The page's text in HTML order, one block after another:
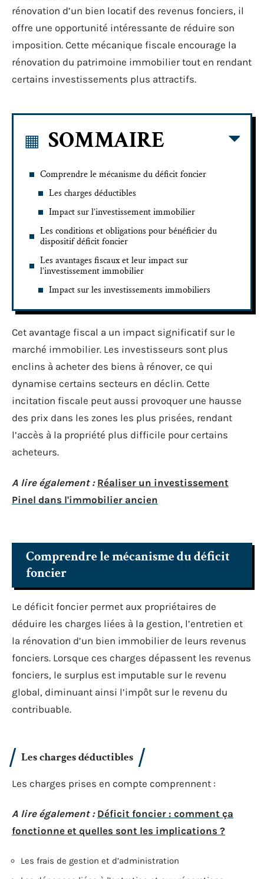
rénovation d’un bien locatif des revenus fonciers, il
offre une opportunité intéressante de réduire son
imposition. Cette mécanique fiscale encourage la
rénovation du patrimoine immobilier tout en rendant
certains investissements plus attractifs.
SOMMAIRE
Comprendre le mécanisme du déficit foncier
Les charges déductibles
Impact sur l’investissement immobilier
Les conditions et obligations pour bénéficier du
dispositif déficit foncier
Les avantages fiscaux et leur impact sur
l’investissement immobilier
Impact sur les investissements immobiliers
Cet avantage fiscal a un impact significatif sur le
marché immobilier. Les investisseurs sont plus
enclins à acheter des biens à rénover, ce qui
dynamise certains secteurs en déclin. Cette
incitation fiscale peut aussi provoquer une hausse
des prix dans les zones les plus prisées, rendant
l’accès à la propriété plus difficile pour certains
acheteurs.
A lire également : Réaliser un investissement
Pinel dans l'immobilier ancien
Comprendre le mécanisme du déficit
foncier
Le déficit foncier permet aux propriétaires de
déduire les charges liées à la gestion, l’entretien et
la rénovation d’un bien immobilier de leurs revenus
fonciers. Lorsque ces charges dépassent les revenus
fonciers, le surplus est imputable sur le revenu
global, diminuant ainsi l’impôt sur le revenu du
contribuable.
Les charges déductibles
Les charges prises en compte comprennent :
A lire également : Déficit foncier : comment ça
fonctionne et quelles sont les implications ?
Les frais de gestion et d’administration